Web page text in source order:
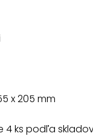
x 205 mm
4 ks podľa